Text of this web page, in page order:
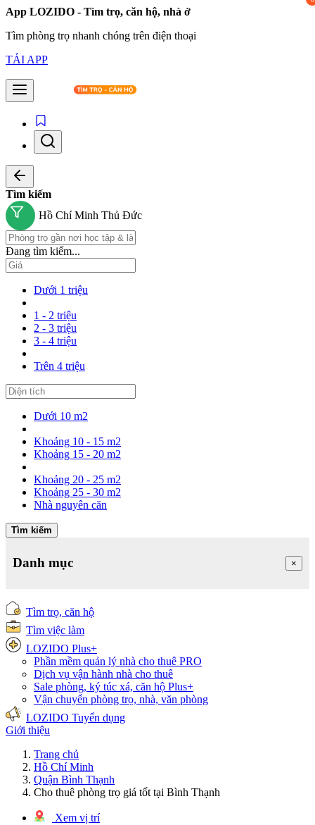
App LOZIDO - Tìm trọ, căn hộ, nhà ở
Tìm phòng trọ nhanh chóng trên điện thoại
TẢI APP
Tìm kiếm
Hồ Chí Minh Thủ Đức
Đang tìm kiếm...
Dưới 1 triệu
1 - 2 triệu
2 - 3 triệu
3 - 4 triệu
Trên 4 triệu
Dưới 10 m2
Khoảng 10 - 15 m2
Khoảng 15 - 20 m2
Khoảng 20 - 25 m2
Khoảng 25 - 30 m2
Nhà nguyên căn
Tìm kiếm
Danh mục ×
Tìm trọ, căn hộ
Tìm việc làm
LOZIDO Plus+
Phần mềm quản lý nhà cho thuê PRO
Dịch vụ vận hành nhà cho thuê
Sale phòng, ký túc xá, căn hộ Plus+
Vận chuyển phòng trọ, nhà, văn phòng
LOZIDO Tuyển dụng
Giới thiệu
Trang chủ
Hồ Chí Minh
Quận Bình Thạnh
Cho thuê phòng trọ giá tốt tại Bình Thạnh
Xem vị trí